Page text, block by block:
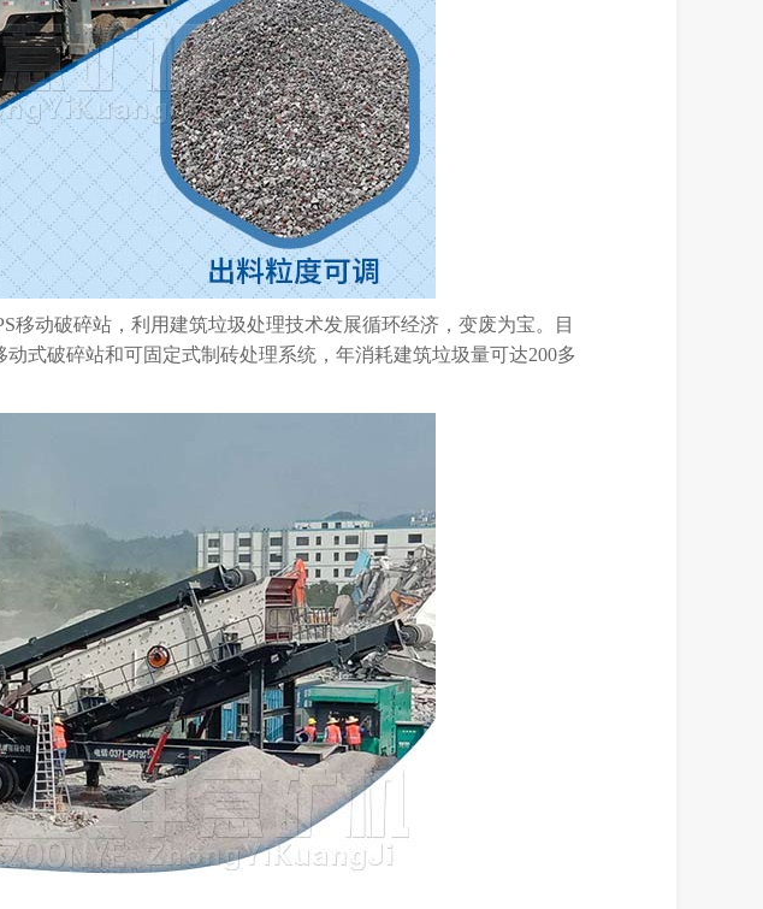
动破碎站，利用建筑垃圾处理技术发展循环经济，变废为宝。目
式破碎站和可固定式制砖处理系统，年消耗建筑垃圾量可达200多